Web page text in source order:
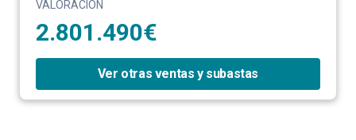
VALORACIÓN
2.801.490€
Ver otras ventas y subastas